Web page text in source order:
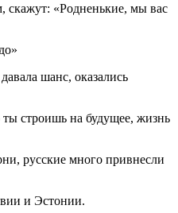
скажут: «Родненькие, мы вас
шанс, оказались
строишь на будущее, жизнь
русские много привнесли
и Эстонии.